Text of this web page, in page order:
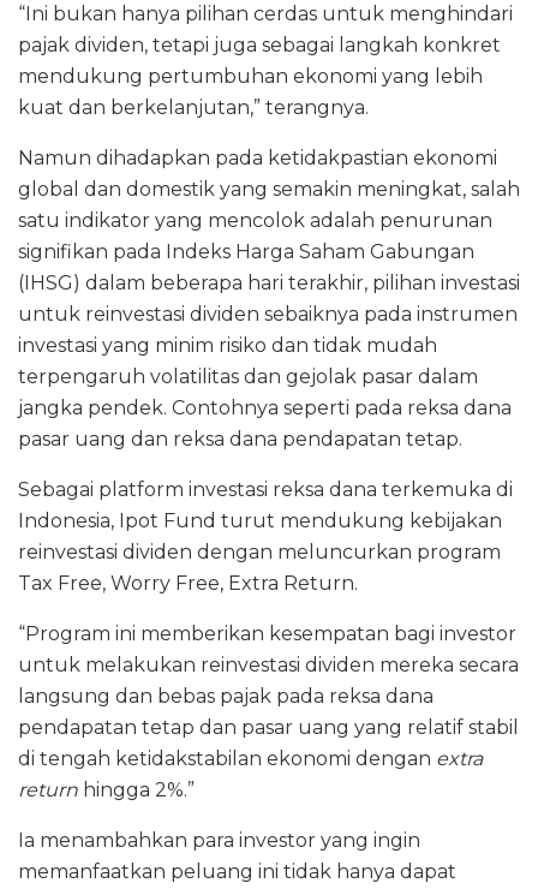
“Ini bukan hanya pilihan cerdas untuk menghindari
pajak dividen, tetapi juga sebagai langkah konkret
mendukung pertumbuhan ekonomi yang lebih
kuat dan berkelanjutan,” terangnya.
Namun dihadapkan pada ketidakpastian ekonomi
global dan domestik yang semakin meningkat, salah
satu indikator yang mencolok adalah penurunan
signifikan pada Indeks Harga Saham Gabungan
(IHSG) dalam beberapa hari terakhir, pilihan investasi
untuk reinvestasi dividen sebaiknya pada instrumen
investasi yang minim risiko dan tidak mudah
terpengaruh volatilitas dan gejolak pasar dalam
jangka pendek. Contohnya seperti pada reksa dana
pasar uang dan reksa dana pendapatan tetap.
Sebagai platform investasi reksa dana terkemuka di
Indonesia, Ipot Fund turut mendukung kebijakan
reinvestasi dividen dengan meluncurkan program
Tax Free, Worry Free, Extra Return.
“Program ini memberikan kesempatan bagi investor
untuk melakukan reinvestasi dividen mereka secara
langsung dan bebas pajak pada reksa dana
pendapatan tetap dan pasar uang yang relatif stabil
di tengah ketidakstabilan ekonomi dengan extra
return hingga 2%.”
Ia menambahkan para investor yang ingin
memanfaatkan peluang ini tidak hanya dapat